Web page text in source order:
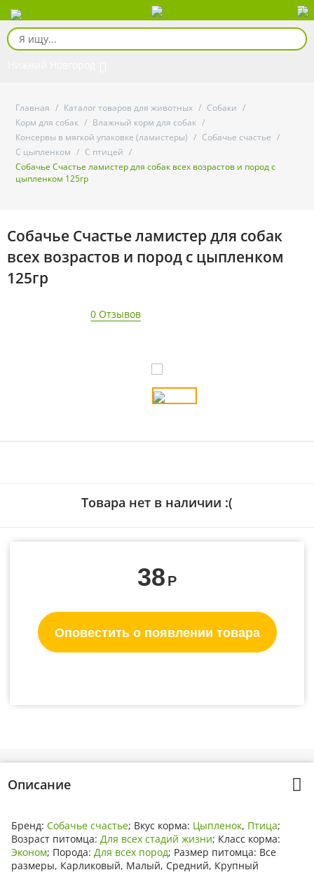
Главная / Каталог товаров для животных / Собаки /
Корм для собак / Влажный корм для собак /
Консервы в мягкой упаковке (ламистеры) / Собачье счастье /
С цыпленком / С птицей /
Собачье Счастье ламистер для собак всех возрастов и пород с
цыпленком 125гр
Собачье Счастье ламистер для собак
всех возрастов и пород с цыпленком
125гр
0 Отзывов
Товара нет в наличии :(
38 Р
Оповестить о появлении товара
Описание
Бренд: Собачье счастье; Вкус корма: Цыпленок, Птица;
Возраст питомца: Для всех стадий жизни; Класс корма:
Эконом; Порода: Для всех пород; Размер питомца: Все
размеры, Карликовый, Малый, Средний, Крупный